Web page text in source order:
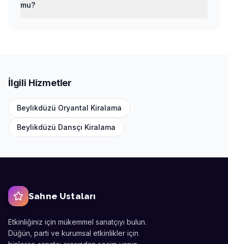
mu?
İlgili Hizmetler
Beylikdüzü Oryantal Kiralama
Beylikdüzü Dansçı Kiralama
Sahne Ustaları
Etkinliğiniz için mükemmel sanatçıyı bulun.
Düğün, parti ve kurumsal etkinlikler için